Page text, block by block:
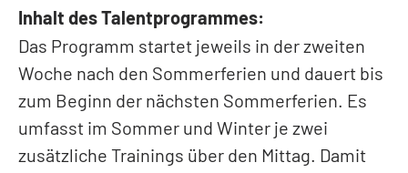
Mittags-Grind
Werbung im Stadion
BUSINESSCLUB
Kontakt
Mitglieder
Anmeldung
SPIELORGANISATION/MEDIEN
GESCHICHTE
BUSVERMIETUNG
Inhalt des Talentprogrammes:
Das Programm startet jeweils in der zweiten
Woche nach den Sommerferien und dauert bis
zum Beginn der nächsten Sommerferien. Es
umfasst im Sommer und Winter je zwei
zusätzliche Trainings über den Mittag. Damit